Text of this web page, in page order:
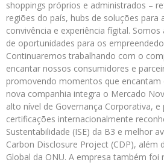
shoppings próprios e administrados –
regiões do país, hubs de soluções para
convivência e experiência fígital.
de oportunidades para os
Continuaremos trabalhando com o
encantar nossos consumidores e
promovendo momentos que
nova companhia integra o Mercado
alto nível de Governança Corporativa,
certificações internacionalmente
Sustentabilidade (ISE) da B3 e melhor
Carbon Disclosure Project (CDP), além
Global da ONU. A empresa também foi